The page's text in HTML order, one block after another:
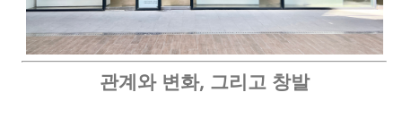
관계와 변화, 그리고 창발